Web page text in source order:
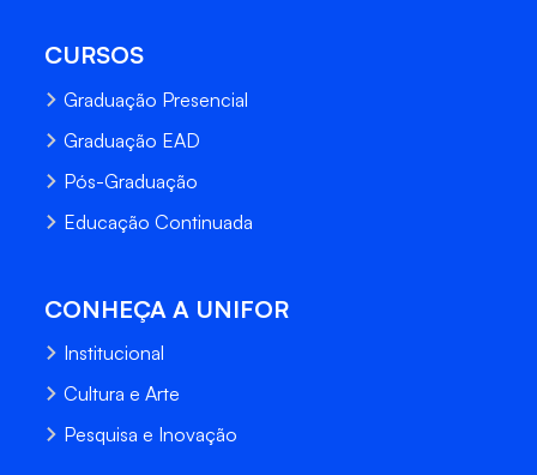
CURSOS
Graduação Presencial
Graduação EAD
Pós-Graduação
Educação Continuada
CONHEÇA A UNIFOR
Institucional
Cultura e Arte
Pesquisa e Inovação